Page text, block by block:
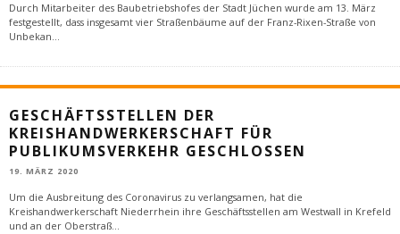
Durch Mitarbeiter des Baubetriebshofes der Stadt Jüchen wurde am 13. März
festgestellt, dass insgesamt vier Straßenbäume auf der Franz-Rixen-Straße von
Unbekan...
GESCHÄFTSSTELLEN DER
KREISHANDWERKERSCHAFT FÜR
PUBLIKUMSVERKEHR GESCHLOSSEN
19. MÄRZ 2020
Um die Ausbreitung des Coronavirus zu verlangsamen, hat die
Kreishandwerkerschaft Niederrhein ihre Geschäftsstellen am Westwall in Krefeld
und an der Oberstraß...